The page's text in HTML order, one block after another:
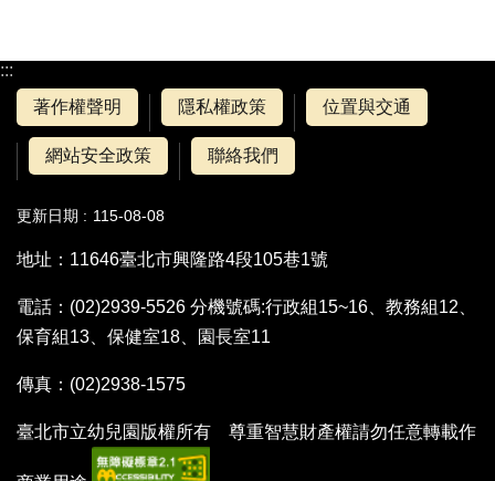
:::
著作權聲明
隱私權政策 位置與交通
網站安全政策 聯絡我們
更新日期 115-08-08
地址：11646臺北市興隆路4段105巷1號
電話：(02)2939-5526 分機號碼:行政組15~16、教務組12、
保育組13、保健室18、園長室11
傳真：(02)2938-1575
臺北市立幼兒園版權所有 尊重智慧財產權請勿任意轉載作